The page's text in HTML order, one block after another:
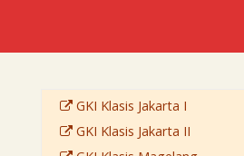
GKI Klasis Jakarta I
GKI Klasis Jakarta II